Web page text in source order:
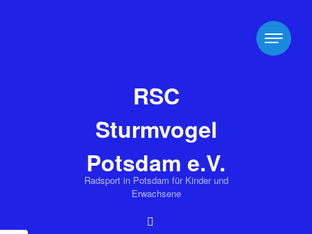
RSC
Sturmvogel
Potsdam e.V.
Radsport in Potsdam für Kinder und
Erwachsene